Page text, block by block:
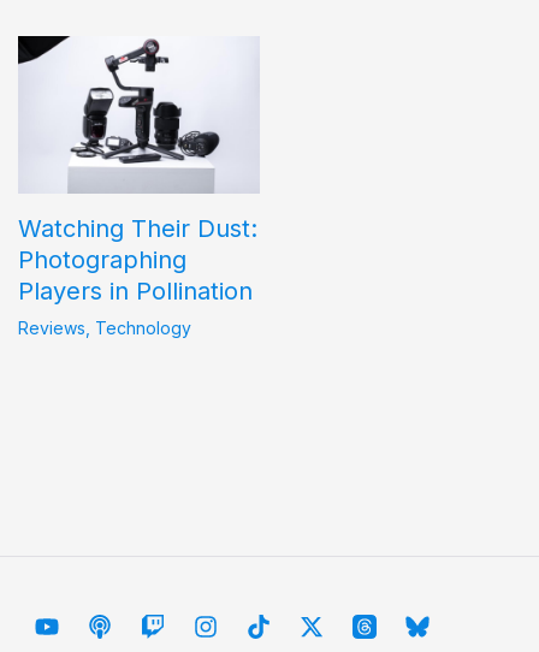
Watching Their Dust:
Photographing
Players in Pollination
Reviews Technology